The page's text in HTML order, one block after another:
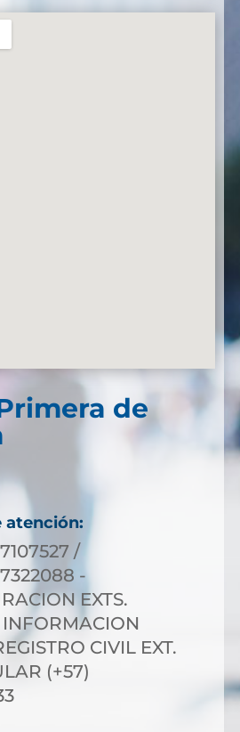
de
atención:
/
-
EXTS.
INFORMACION
CIVIL EXT.
(+57)